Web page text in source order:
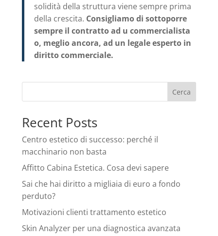
solidità della struttura viene sempre prima
della crescita. Consigliamo di sottoporre
sempre il contratto ad u commercialista
o, meglio ancora, ad un legale esperto in
diritto commerciale.
Cerca
Recent Posts
Centro estetico di successo: perché il
macchinario non basta
Affitto Cabina Estetica. Cosa devi sapere
Sai che hai diritto a migliaia di euro a fondo
perduto?
Motivazioni clienti trattamento estetico
Skin Analyzer per una diagnostica avanzata